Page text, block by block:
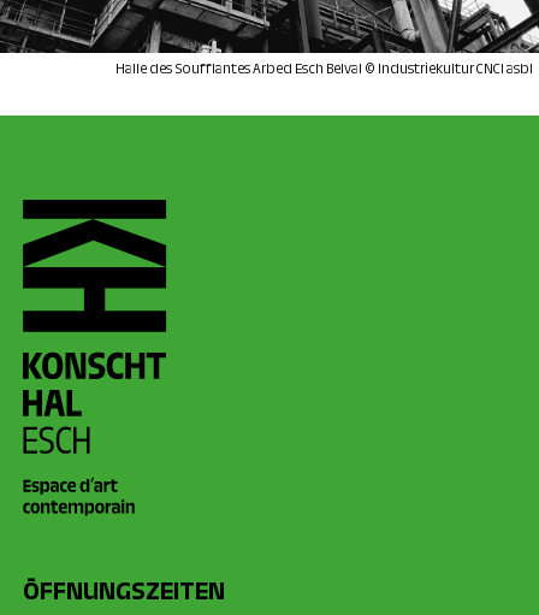
Halle des Soufflantes Arbed Esch Belval © Industriekultur CNCI asbl
ÖFFNUNGSZEITEN